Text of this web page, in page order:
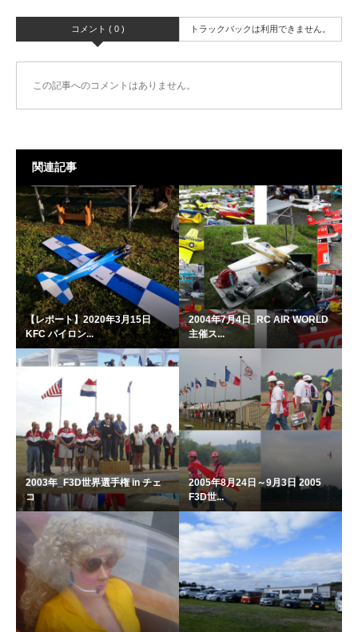
コメント ( 0 ) トラックバックは利用できません。
この記事へのコメントはありません。
関連記事
【レポート】2020年3月15日
KFC パイロン...
2004年7月4日_RC AIR WORLD
主催ス...
2003年_F3D世界選手権 in チェ
コ
2005年8月24日～9月3日 2005
F3D世...